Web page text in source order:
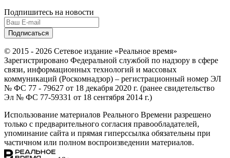
Подпишитесь на новости
© 2015 - 2026 Сетевое издание «Реальное время»
Зарегистрировано Федеральной службой по надзору в сфере
связи, информационных технологий и массовых
коммуникаций (Роскомнадзор) – регистрационный номер ЭЛ
№ ФС 77 - 79627 от 18 декабря 2020 г. (ранее свидетельство
Эл № ФС 77-59331 от 18 сентября 2014 г.)
Использование материалов Реального Времени разрешено
только с предварительного согласия правообладателей,
упоминание сайта и прямая гиперссылка обязательны при
частичном или полном воспроизведении материалов.